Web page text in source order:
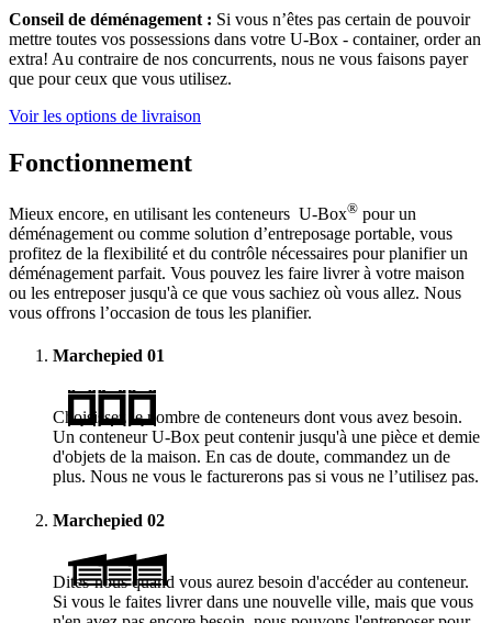
Conseil de déménagement : Si vous n’êtes pas certain de pouvoir
mettre toutes vos possessions dans votre U-Box - container, order an
extra! Au contraire de nos concurrents, nous ne vous faisons payer
que pour ceux que vous utilisez.
Voir les options de livraison
Fonctionnement
Mieux encore, en utilisant les conteneurs U-Box® pour un
déménagement ou comme solution d’entreposage portable, vous
profitez de la flexibilité et du contrôle nécessaires pour planifier un
déménagement parfait. Vous pouvez les faire livrer à votre maison
ou les entreposer jusqu'à ce que vous sachiez où vous allez. Nous
vous offrons l’occasion de tous les planifier.
Marchepied 01
Choisissez le nombre de conteneurs dont vous avez besoin.
Un conteneurU-Box peut contenir jusqu'à une pièce et demie
d'objets de la maison. En cas de doute, commandez un de
plus. Nous ne vous le facturerons pas si vous ne l’utilisez pas.
Marchepied 02
Dites-nous quand vous aurez besoin d'accéder au conteneur.
Si vous le faites livrer dans une nouvelle ville, mais que vous